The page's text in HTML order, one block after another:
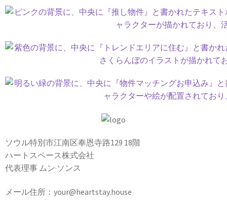
ソウル特別市江南区奉恩寺路129 18階
ハートスペース株式会社
代表理事 ムン·ソンス
メール住所：your@heartstay.house